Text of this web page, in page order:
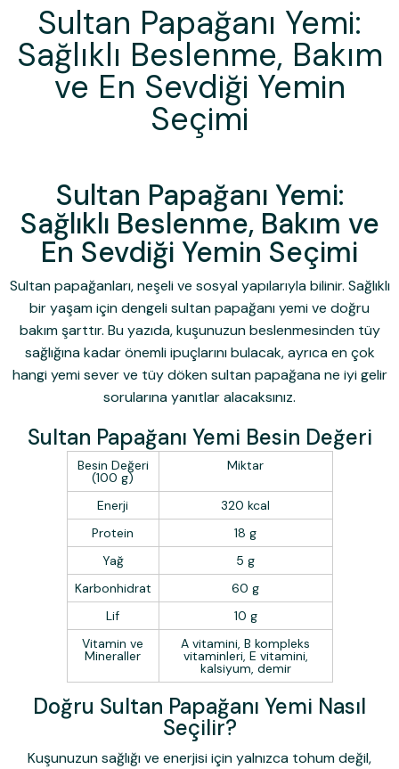
Sultan Papağanı Yemi:
Sağlıklı Beslenme, Bakım
ve En Sevdiği Yemin
Seçimi
Sultan Papağanı Yemi:
Sağlıklı Beslenme, Bakım ve
En Sevdiği Yemin Seçimi
Sultan papağanları, neşeli ve sosyal yapılarıyla bilinir. Sağlıklı
bir yaşam için dengelisultan papağanı yemive doğru
bakım şarttır. Bu yazıda, kuşunuzun beslenmesinden tüy
sağlığına kadar önemli ipuçlarını bulacak, ayrıcaen çok
hangi yemi severve tüy döken sultan papağana ne iyi gelir
sorularına yanıtlar alacaksınız.
Sultan Papağanı Yemi Besin Değeri
Besin Değeri
(100 g)
Miktar
Enerji
320 kcal
Protein
18 g
Yağ
5 g
Karbonhidrat
60 g
Lif
10 g
Vitamin ve
Mineraller
A vitamini, B kompleks
vitaminleri, E vitamini,
kalsiyum, demir
Doğru Sultan Papağanı Yemi Nasıl
Seçilir?
Kuşunuzun sağlığı ve enerjisi için yalnızca tohum değil,